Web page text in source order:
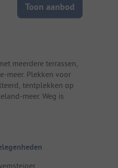
Toon aanbod
meerdere terrassen,
meer. Plekken voor
tentplekken op
meer. Weg is